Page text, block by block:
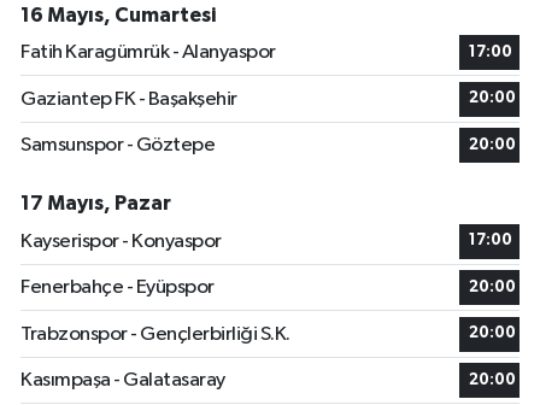
16 Mayıs, Cumartesi
Fatih Karagümrük - Alanyaspor
17:00
Gaziantep FK - Başakşehir 20:00
Samsunspor - Göztepe 20:00
17 Mayıs, Pazar
Kayserispor - Konyaspor
17:00
Fenerbahçe - Eyüpspor 20:00
Trabzonspor - Gençlerbirliği S.K. 20:00
Kasımpaşa - Galatasaray 20:00